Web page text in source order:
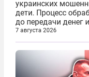
украинских
дети. Процесс
до передачи денег
кураторов может
нескольких
послушных
7 августа 2026